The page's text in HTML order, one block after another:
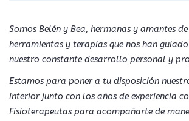
Somos Belén y Bea, hermanas y amantes
herramientas y terapias que nos han
nuestro constante desarrollo personal y
Estamos para poner a tu disposición
interior junto con los años de experiencia
Fisioterapeutas para acompañarte de